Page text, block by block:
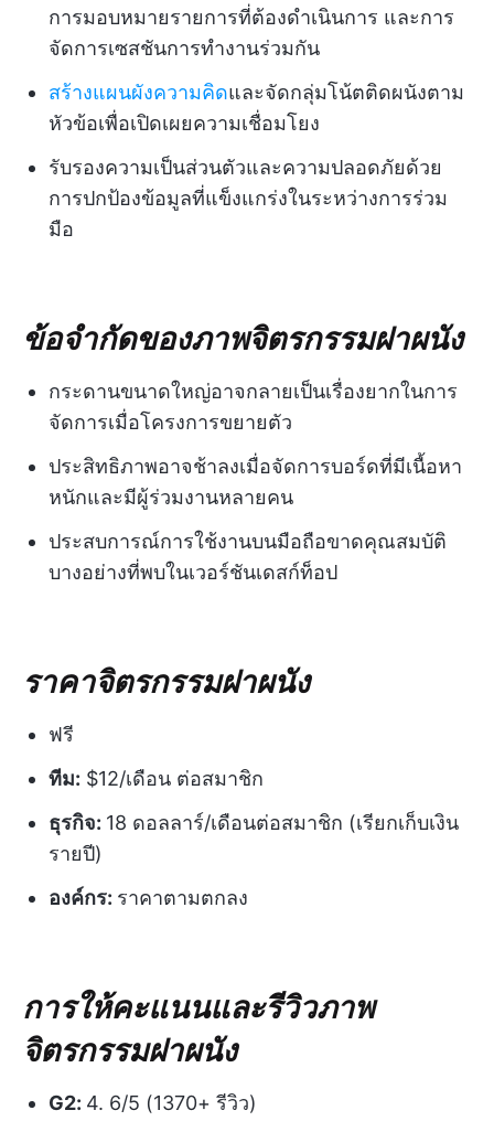
การมอบหมายรายการที่ต้องดำเนินการ และการ
จัดการเซสชันการทำงานร่วมกัน
สร้างแผนผังความคิดและจัดกลุ่มโน้ตติดผนังตาม
หัวข้อเพื่อเปิดเผยความเชื่อมโยง
รับรองความเป็นส่วนตัวและความปลอดภัยด้วย
การปกป้องข้อมูลที่แข็งแกร่งในระหว่างการร่วม
มือ
ข้อจำกัดของภาพจิตรกรรมฝาผนัง
กระดานขนาดใหญ่อาจกลายเป็นเรื่องยากในการ
จัดการเมื่อโครงการขยายตัว
ประสิทธิภาพอาจช้าลงเมื่อจัดการบอร์ดที่มีเนื้อหา
หนักและมีผู้ร่วมงานหลายคน
ประสบการณ์การใช้งานบนมือถือขาดคุณสมบัติ
บางอย่างที่พบในเวอร์ชันเดสก์ท็อป
ราคาจิตรกรรมฝาผนัง
ฟรี
ทีม: $12/เดือน ต่อสมาชิก
ธุรกิจ: 18 ดอลลาร์/เดือนต่อสมาชิก (เรียกเก็บเงิน
รายปี)
องค์กร: ราคาตามตกลง
การให้คะแนนและรีวิวภาพ
จิตรกรรมฝาผนัง
G2: 4. 6/5 (1370+ รีวิว)